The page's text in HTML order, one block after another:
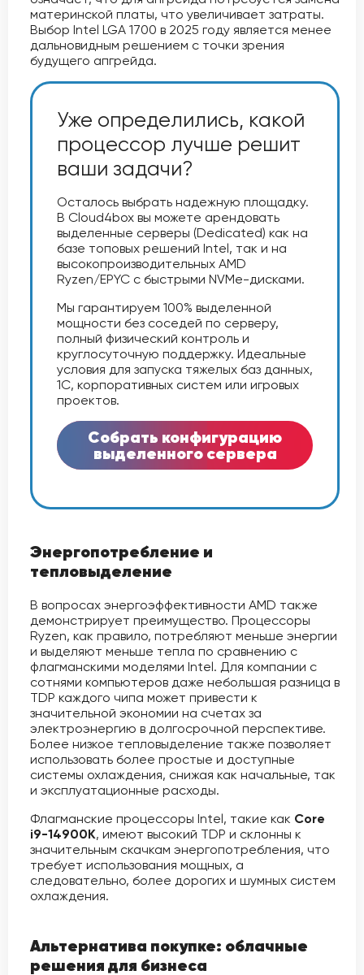
материнской платы, что увеличивает затраты.
Выбор Intel LGA 1700 в 2025 году является менее
дальновидным решением с точки зрения
будущего апгрейда.
Уже определились, какой
процессор лучше решит
ваши задачи?
Осталось выбрать надежную площадку.
В Cloud4box вы можете арендовать
выделенные серверы (Dedicated) как на
базе топовых решений Intel, так и на
высокопроизводительных AMD
Ryzen/EPYC с быстрыми NVMe-дисками.
Мы гарантируем 100% выделенной
мощности без соседей по серверу,
полный физический контроль и
круглосуточную поддержку. Идеальные
условия для запуска тяжелых баз данных,
1С, корпоративных систем или игровых
проектов.
Собрать конфигурацию
выделенного сервера
Энергопотребление и
тепловыделение
В вопросах энергоэффективности AMD также
демонстрирует преимущество. Процессоры
Ryzen, как правило, потребляют меньше энергии
и выделяют меньше тепла по сравнению с
флагманскими моделями Intel. Для компании с
сотнями компьютеров даже небольшая разница в
TDP каждого чипа может привести к
значительной экономии на счетах за
электроэнергию в долгосрочной перспективе.
Более низкое тепловыделение также позволяет
использовать более простые и доступные
системы охлаждения, снижая как начальные, так
и эксплуатационные расходы.
Флагманские процессоры Intel, такие как Core
i9-14900K, имеют высокий TDP и склонны к
значительным скачкам энергопотребления, что
требует использования мощных, а
следовательно, более дорогих и шумных систем
охлаждения.
Альтернатива покупке: облачные
решения для бизнеса